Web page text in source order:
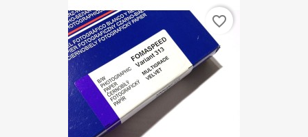
favorite_border